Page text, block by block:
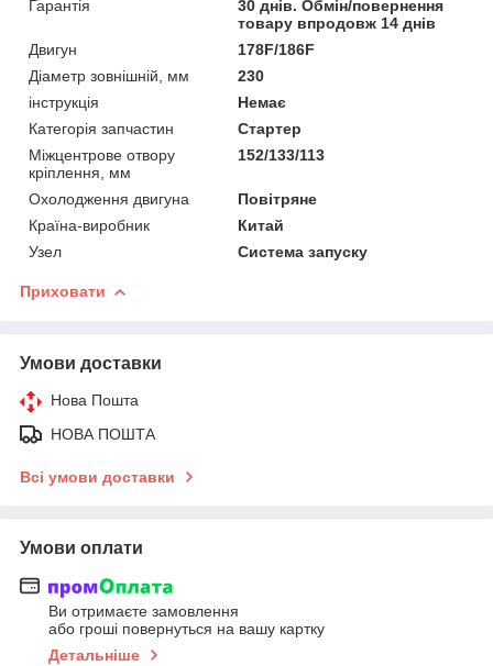
Гарантія
30 днів. Обмін/повернення
товару впродовж 14 днів
Двигун
178F/186F
Діаметр зовнішній, мм
230
інструкція
Немає
Категорія запчастин
Стартер
Міжцентрове отвору
кріплення, мм
152/133/113
Охолодження двигуна
Повітряне
Країна-виробник
Китай
Узел
Система запуску
Приховати
Умови доставки
Нова Пошта
НОВА ПОШТА
Всі умови доставки
Умови оплати
Ви отримаєте замовлення
або гроші повернуться на вашу картку
Детальніше